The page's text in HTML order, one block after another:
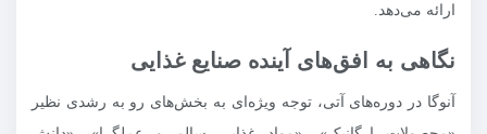
ارائه می‌دهد.
نگاهی به افق‌های آینده صنایع غذایی
آنوگا در دوره‌های آتی، توجه ویژه‌ای به بخش‌های رو به رشدی نظیر